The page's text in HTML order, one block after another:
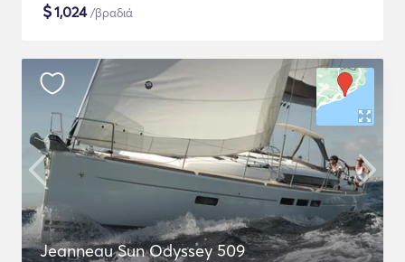
$1,024/βραδιά
Jeanneau Sun Odyssey 509